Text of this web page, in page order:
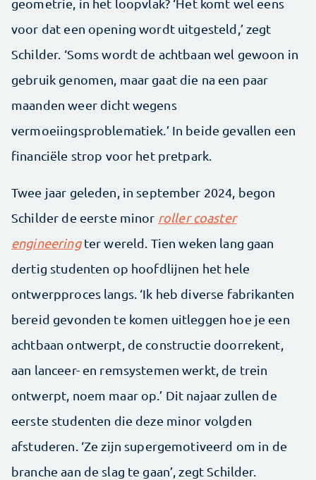
geometrie, in het loopvlak? ‘Het komt wel eens
voor dat een opening wordt uitgesteld,’ zegt
Schilder. ‘Soms wordt de achtbaan wel gewoon in
gebruik genomen, maar gaat die na een paar
maanden weer dicht wegens
vermoeiingsproblematiek.’ In beide gevallen een
financiële strop voor het pretpark.
Twee jaar geleden, in september 2024, begon
Schilder de eerste minor roller coaster
engineeringter wereld. Tien weken lang gaan
dertig studenten op hoofdlijnen het hele
ontwerpproces langs. ‘Ik heb diverse fabrikanten
bereid gevonden te komen uitleggen hoe je een
achtbaan ontwerpt, de constructie doorrekent,
aan lanceer- en remsystemen werkt, de trein
ontwerpt, noem maar op.’ Dit najaar zullen de
eerste studenten die deze minor volgden
afstuderen. ‘Ze zijn supergemotiveerd om in de
branche aan de slag te gaan’, zegt Schilder.